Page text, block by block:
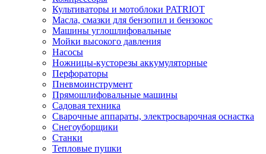
Культиваторы и мотоблоки PATRIOT
Масла, смазки для бензопил и бензокос
Машины углошлифовальные
Мойки высокого давления
Насосы
Ножницы-кусторезы аккумуляторные
Перфораторы
Пневмоинструмент
Прямошлифовальные машины
Садовая техника
Сварочные аппараты, электросварочная оснастка
Снегоуборщики
Станки
Тепловые пушки